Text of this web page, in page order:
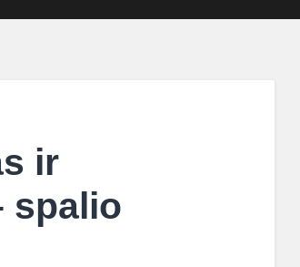
ir
spalio